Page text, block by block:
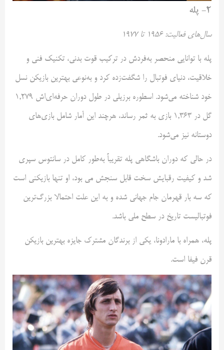
۲- پله
سال‌های فعالیت: ۱۹۵۶ تا ۱۹۷۷
پله با توانایی منحصر به‌فردش در ترکیب قوت بدنی، تکنیک فنی و
خلاقیت، دنیای فوتبال را شگفت‌زده کرد و به‌نوعی بهترین بازیکن نسل
خود شناخته می‌شود. اسطوره برزیلی در طول دوران حرفه‌ای‌اش ۱,۲۷۹
گل در ۱,۳۶۳ بازی به ثمر رساند، هرچند این آمار شامل بازی‌های
دوستانه نیز می‌شود.
در حالی که دوران باشگاهی پله تقریباً به‌طور کامل در سانتوس سپری
شد و کیفیت رقبایش سخت قابل سنجش می بود، او تنها بازیکنی است
که سه بار قهرمان جام جهانی شده و به این علت احتمالا بزرگ‌ترین
فوتبالیست تاریخ در سطح ملی باشد.
پله، همراه با مارادونا، یکی از برندگان مشترک جایزه بهترین بازیکن
قرن فیفا است.